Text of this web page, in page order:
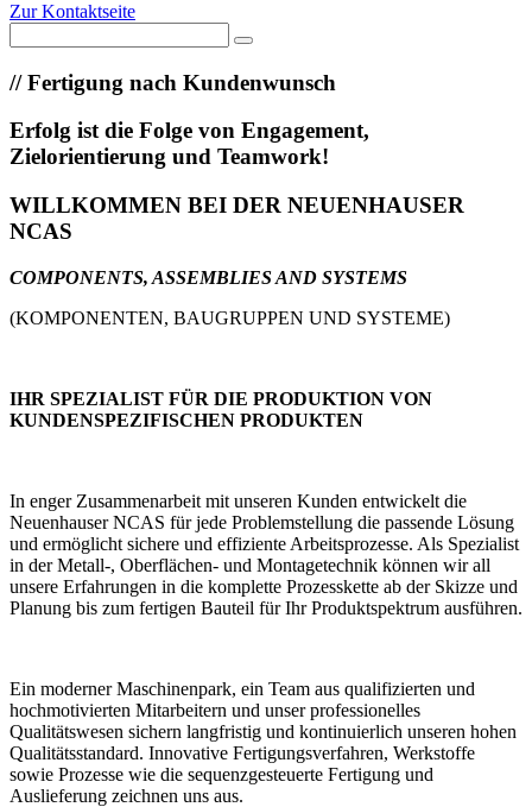
Zur Kontaktseite
//Fertigung nach Kundenwunsch
Erfolg ist die Folge von Engagement,
Zielorientierung und Teamwork!
WILLKOMMEN BEI DER NEUENHAUSER
NCAS
COMPONENTS, ASSEMBLIES AND SYSTEMS
(KOMPONENTEN, BAUGRUPPEN UND SYSTEME)
IHR SPEZIALIST FÜR DIE PRODUKTION VON
KUNDENSPEZIFISCHEN PRODUKTEN
In enger Zusammenarbeit mit unseren Kunden entwickelt die
Neuenhauser NCAS für jede Problemstellung die passende Lösung
und ermöglicht sichere und effiziente Arbeitsprozesse. Als Spezialist
in der Metall-, Oberflächen- und Montagetechnik können wir all
unsere Erfahrungen in die komplette Prozesskette ab der Skizze und
Planung bis zum fertigen Bauteil für Ihr Produktspektrum ausführen.
Ein moderner Maschinenpark, ein Team aus qualifizierten und
hochmotivierten Mitarbeitern und unser professionelles
Qualitätswesen sichern langfristig und kontinuierlich unseren hohen
Qualitätsstandard. Innovative Fertigungsverfahren, Werkstoffe
sowie Prozesse wie die sequenzgesteuerte Fertigung und
Auslieferung zeichnen uns aus.